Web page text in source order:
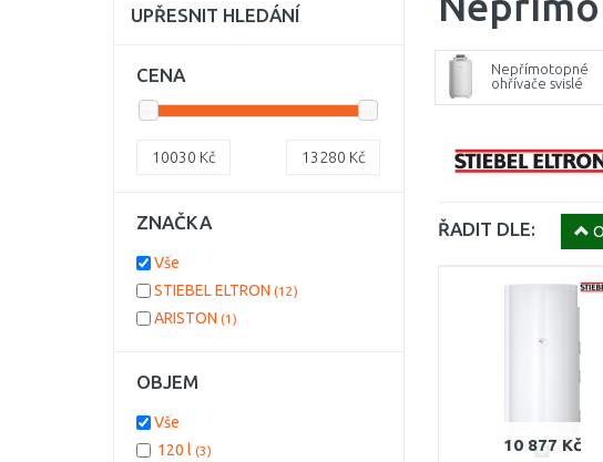
Nepřímotopné
ohřívače svislé
ŘADIT DLE:
10 877 Kč
UPŘESNIT HLEDÁNÍ
CENA
10030 Kč 13280 Kč
ZNAČKA
Vše
STIEBEL ELTRON (12)
ARISTON (1)
OBJEM
Vše
120 l (3)